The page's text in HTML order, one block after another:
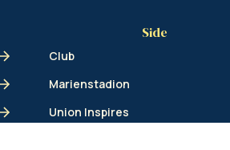
Side
Club
Marienstadion
Union Inspires